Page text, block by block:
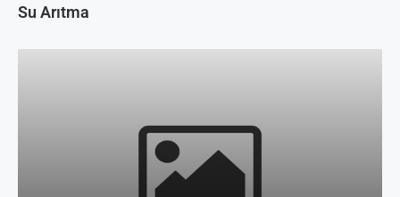
Su Arıtma